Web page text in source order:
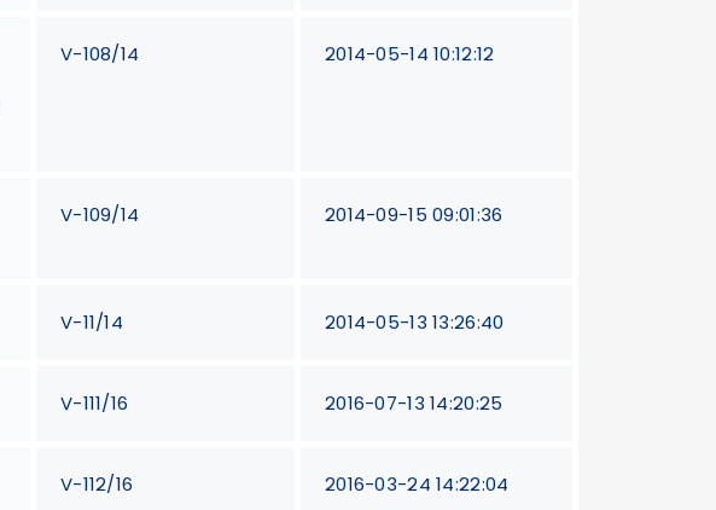
V-108/14 2014-05-14 10:12:12
V-109/14 2014-09-15 09:01:36
V-11/14 2014-05-13 13:26:40
V-111/16 2016-07-13 14:20:25
V-112/16 2016-03-24 14:22:04